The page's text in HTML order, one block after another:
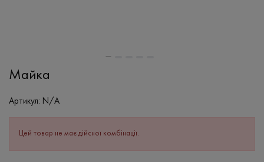
Майка
Артикул: N/A
Цей товар не має дійсної комбінації.